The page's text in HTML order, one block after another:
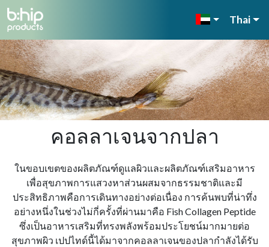
Thai
คอลลาเจนจากปลา
ในขอบเขตของผลิตภัณฑ์ดูแลผิวและผลิตภัณฑ์เสริมอาหาร
เพื่อสุขภาพการแสวงหาส่วนผสมจากธรรมชาติและมี
ประสิทธิภาพคือการเดินทางอย่างต่อเนื่อง การค้นพบที่น่าทึ่ง
อย่างหนึ่งในช่วงไม่กี่ครั้งที่ผ่านมาคือ Fish Collagen Peptide
ซึ่งเป็นอาหารเสริมที่ทรงพลังพร้อมประโยชน์มากมายต่อ
สุขภาพผิว เปปไทด์นี้ได้มาจากคอลลาเจนของปลากําลังได้รับ